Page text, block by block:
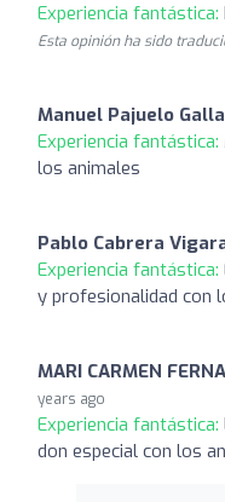
Experiencia fantástica:
Esta opinión ha sido
Manuel Pajuelo
Experiencia fantástica:
los animales
Pablo Cabrera
Experiencia fantástica:
y profesionalidad con
MARI CARMEN
years ago
Experiencia fantástica:
don especial con los